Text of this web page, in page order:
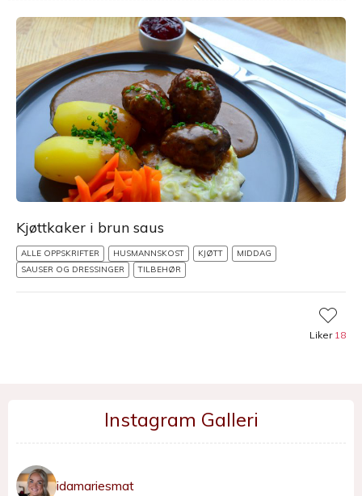
Kjøttkaker i brun saus
ALLE OPPSKRIFTER HUSMANNSKOST KJØTT
MIDDAG
SAUSER OG DRESSINGER
TILBEHØR
Liker 18
Instagram Galleri
idamariesmat